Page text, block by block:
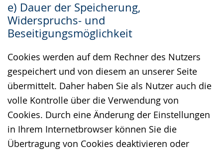
e) Dauer der Speicherung,
Widerspruchs- und
Beseitigungsmöglichkeit
Cookies werden auf dem Rechner des Nutzers
gespeichert und von diesem an unserer Seite
übermittelt. Daher haben Sie als Nutzer auch die
volle Kontrolle über die Verwendung von
Cookies. Durch eine Änderung der Einstellungen
in Ihrem Internetbrowser können Sie die
Übertragung von Cookies deaktivieren oder